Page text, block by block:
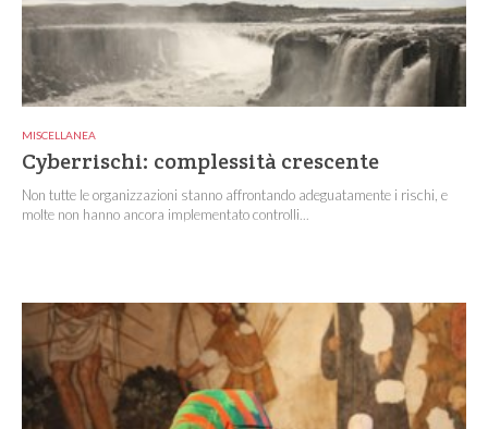
MISCELLANEA
Cyberrischi: complessità crescente
Non tutte le organizzazioni stanno affrontando adeguatamente i rischi, e
molte non hanno ancora implementato controlli...